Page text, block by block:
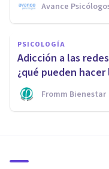
Avance
PSICOLOGÍA
Adicción a las
¿qué pueden hacer
Fromm Bienestar